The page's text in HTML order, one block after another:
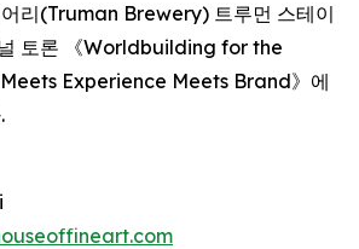
리(Truman Brewery) 트루먼 스테이
토론 《Worldbuilding for the
Experience Meets Brand》에